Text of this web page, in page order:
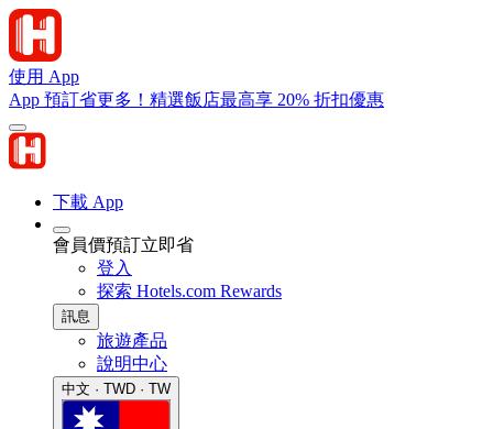
使用 App
App 預訂省更多！精選飯店最高享 20% 折扣優惠
下載 App
會員價預訂立即省
登入
探索 Hotels.com Rewards
訊息
旅遊產品
說明中心
中文 · TWD · TW